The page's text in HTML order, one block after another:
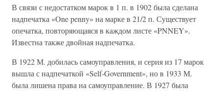
В связи с недостатком марок в 1 п. в 1902 была сделана
надпечатка «One penny» на марке в 21/2 п. Существует
опечатка, повторяющаяся в каждом листе «PNNEY».
Известна также двойная надпечатка.
В 1922 М. добилась самоуправления, и серия из 17 марок
вышла с надпечаткой «Self-Government», но в 1933 М.
была лишена права на самоуправление. В 1927 была